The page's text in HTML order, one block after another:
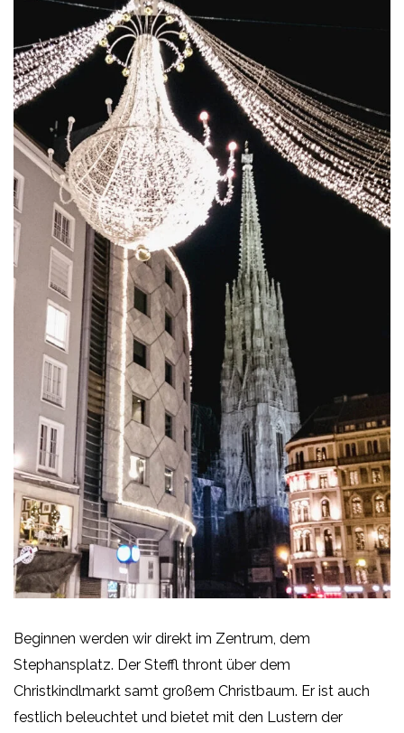
Beginnen werden wir direkt im Zentrum, dem
Stephansplatz. Der Steffl thront über dem
Christkindlmarkt samt großem Christbaum. Er ist auch
festlich beleuchtet und bietet mit den Lustern der